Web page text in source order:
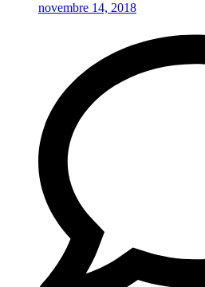
novembre 14, 2018